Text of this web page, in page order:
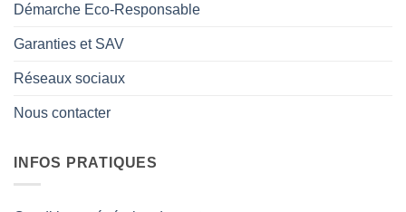
Démarche Eco-Responsable
Garanties et SAV
Réseaux sociaux
Nous contacter
INFOS PRATIQUES